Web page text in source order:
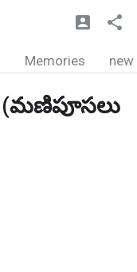
Memories new